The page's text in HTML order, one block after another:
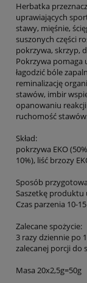
Herbatka
uprawiających
stawy, mięśnie,
suszonych części
pokrzywa, skrzyp,
Pokrzywa pomaga
łagodzić bóle
reminalizację
stawów, imbir
opanowaniu
ruchomość
Skład:
pokrzywa EKO
10%), liść brzozy
Sposób
Saszetkę produktu
Czas parzenia 10-
Zalecane spożycie:
3 razy dziennie po
zalecanej porcji do
Masa 20x2,5g=50g